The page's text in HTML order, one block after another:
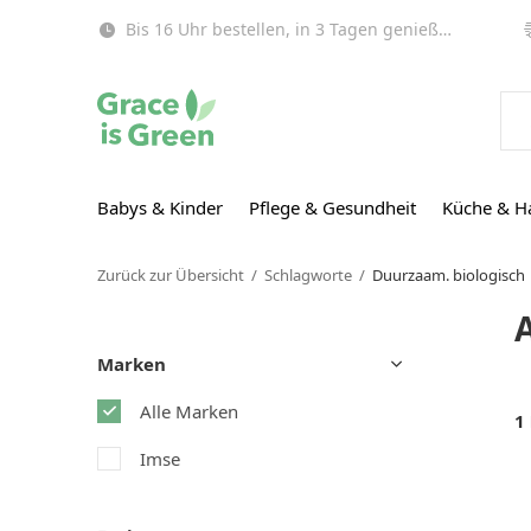
Babys & Kinder Pflege & Gesundheit Küche &
Bis 16 Uhr bestellen, in 3 Tagen genießen (EU)!
Zurück zur Übersicht Schlagworte Duurzaam. biologisch
1
Marken
Alle Marken
Imse